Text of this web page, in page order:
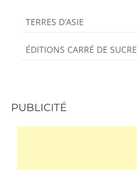
TERRES D’ASIE
ÉDITIONS CARRÉ DE SUCRE
PUBLICITÉ